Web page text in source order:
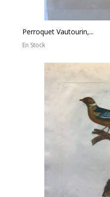
Perroquet Vautourin,...
En Stock